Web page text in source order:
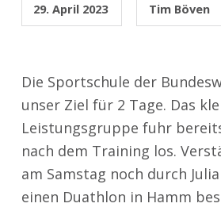
29. April 2023 Tim Böven
Die Sportschule der
unser Ziel für 2 Tage. Das
Leistungsgruppe fuhr
nach dem Training los.
am Samstag noch durch
einen Duathlon in Hamm